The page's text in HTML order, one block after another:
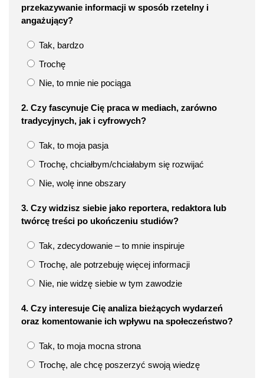
przekazywanie informacji w sposób rzetelny i
angażujący?
Tak, bardzo
Trochę
Nie, to mnie nie pociąga
2. Czy fascynuje Cię praca w mediach, zarówno
tradycyjnych, jak i cyfrowych?
Tak, to moja pasja
Trochę, chciałbym/chciałabym się rozwijać
Nie, wolę inne obszary
3. Czy widzisz siebie jako reportera, redaktora lub
twórcę treści po ukończeniu studiów?
Tak, zdecydowanie – to mnie inspiruje
Trochę, ale potrzebuję więcej informacji
Nie, nie widzę siebie w tym zawodzie
4. Czy interesuje Cię analiza bieżących wydarzeń
oraz komentowanie ich wpływu na społeczeństwo?
Tak, to moja mocna strona
Trochę, ale chcę poszerzyć swoją wiedzę